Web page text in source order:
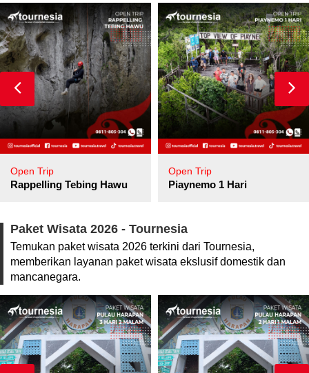
Open Trip
Rappelling Tebing Hawu
Open Trip
Piaynemo 1 Hari
Paket Wisata 2026 - Tournesia
Temukan paket wisata 2026 terkini dari Tournesia,
memberikan layanan paket wisata ekslusif domestik dan
mancanegara.